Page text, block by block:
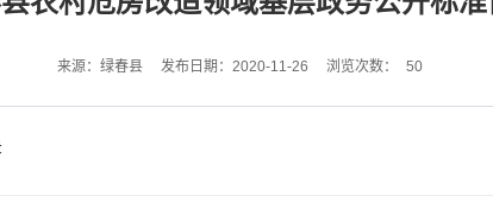
来源：绿春县 发布日期：2020-11-26 浏览次数： 50